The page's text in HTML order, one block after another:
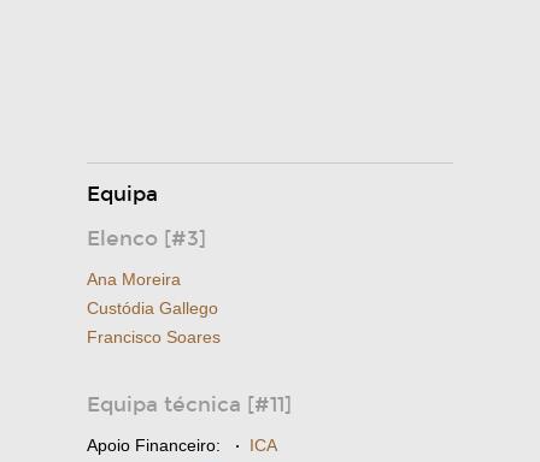
Equipa
Elenco [#3]
Ana Moreira
Custódia Gallego
Francisco Soares
Equipa técnica [#11]
Apoio Financeiro: · ICA